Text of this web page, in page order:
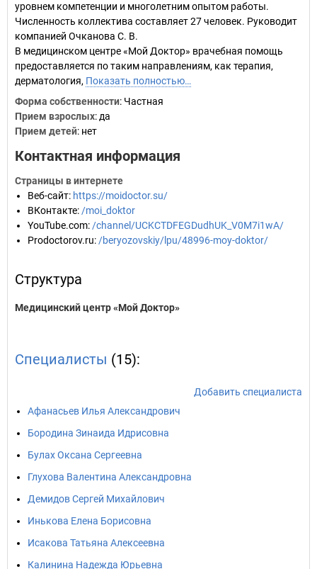
уровнем компетенции и многолетним опытом работы.
Численность коллектива составляет 27 человек. Руководит
компанией Очканова С. В.
В медицинском центре «Мой Доктор» врачебная помощь
предоставляется по таким направлениям, как терапия,
дерматология, Показать полностью…
Форма собственности: Частная
Прием взрослых: да
Прием детей: нет
Контактная информация
Страницы в интернете
Веб-сайт: https://moidoctor.su/
ВКонтакте: /moi_doktor
YouTube.com: /channel/UCKCTDFEGDudhUK_V0M7i1wA/
Prodoctorov.ru: /beryozovskiy/lpu/48996-moy-doktor/
Структура
Медицинский центр «Мой Доктор»
Специалисты (15):
Добавить специалиста
Афанасьев Илья Александрович
Бородина Зинаида Идрисовна
Булах Оксана Сергеевна
Глухова Валентина Александровна
Демидов Сергей Михайлович
Инькова Елена Борисовна
Исакова Татьяна Алексеевна
Калинина Надежда Юрьевна